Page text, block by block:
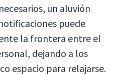
un aluvión
puede
la frontera entre el
dejando a los
espacio para relajarse.